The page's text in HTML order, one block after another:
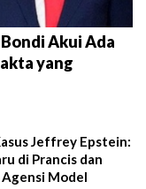
Akui Ada
yang
Jeffrey Epstein:
di Prancis dan
Model